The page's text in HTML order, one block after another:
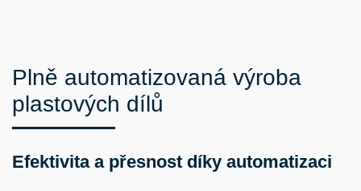
Plně automatizovaná výroba
plastových dílů
Efektivita a přesnost díky automatizaci